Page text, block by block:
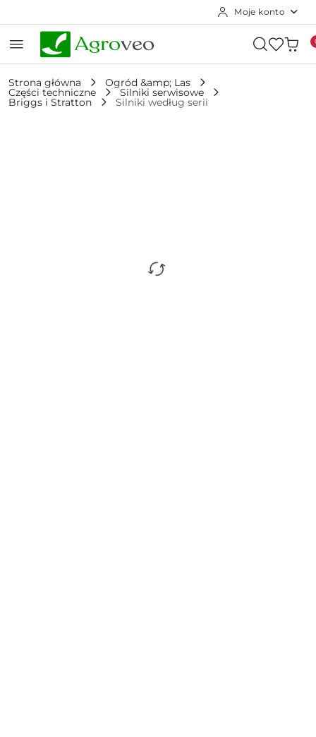
Moje konto
Strona główna Ogród &amp; Las
Części techniczne Silniki serwisowe
Briggs i Stratton Silniki według serii